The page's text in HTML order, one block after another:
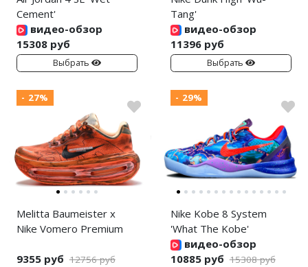
Cement'
видео-обзор
15308 руб
Выбрать
Tang'
видео-обзор
11396 руб
Выбрать
- 27%
Melitta Baumeister x
Nike Vomero Premium
9355 руб 12756 руб
- 29%
Nike Kobe 8 System
'What The Kobe'
видео-обзор
10885 руб 15308 руб